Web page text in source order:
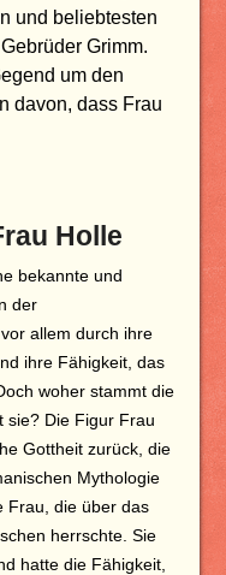
und beliebtesten
Grimm.
um den
davon, dass Frau
Holle
bekannte und
der
allem durch ihre
ihre Fähigkeit, das
woher stammt die
sie? Die Figur Frau
Gottheit zurück, die
Mythologie
Frau, die über das
herrschte. Sie
hatte die Fähigkeit,